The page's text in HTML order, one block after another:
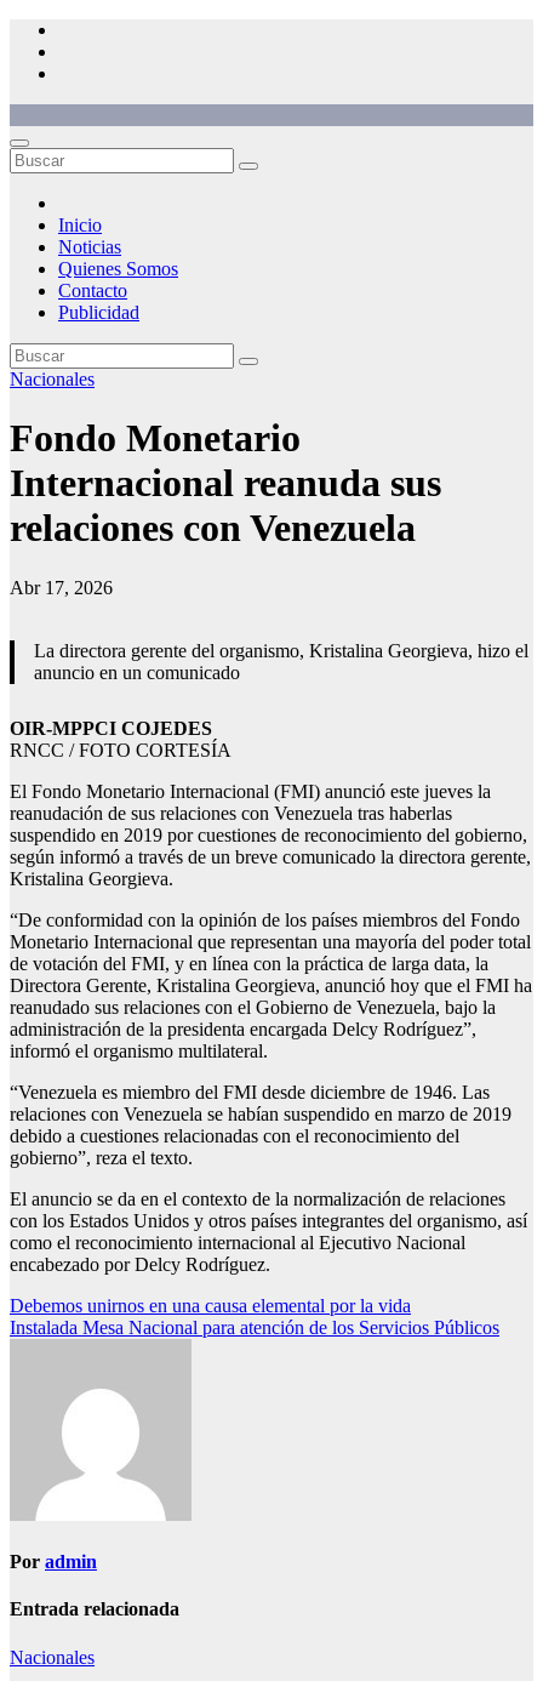
Saltar
contenido
Inicio
Noticias
Quienes Somos
Contacto
Publicidad
Nacionales
Fondo Monetario
Internacional reanuda sus
relaciones con Venezuela
Abr 17, 2026
La directora gerente del organismo, Kristalina Georgieva, hizo el
anuncio en un comunicado
OIR-MPPCI COJEDES
RNCC / FOTO CORTESÍA
El Fondo Monetario Internacional (FMI) anunció este jueves la
reanudación de sus relaciones con Venezuela tras haberlas
suspendido en 2019 por cuestiones de reconocimiento del gobierno,
según informó a través de un breve comunicado la directora gerente,
Kristalina Georgieva.
“De conformidad con la opinión de los países miembros del Fondo
Monetario Internacional que representan una mayoría del poder total
de votación del FMI, y en línea con la práctica de larga data, la
Directora Gerente, Kristalina Georgieva, anunció hoy que el FMI ha
reanudado sus relaciones con el Gobierno de Venezuela, bajo la
administración de la presidenta encargada Delcy Rodríguez”,
informó el organismo multilateral.
“Venezuela es miembro del FMI desde diciembre de 1946. Las
relaciones con Venezuela se habían suspendido en marzo de 2019
debido a cuestiones relacionadas con el reconocimiento del
gobierno”, reza el texto.
El anuncio se da en el contexto de la normalización de relaciones
con los Estados Unidos y otros países integrantes del organismo, así
como el reconocimiento internacional al Ejecutivo Nacional
encabezado por Delcy Rodríguez.
Navegación
de
Debemos unirnos en una causa elemental por la vida
Instalada Mesa Nacional para atención de los Servicios Públicos
Por admin
Entrada relacionada
Nacionales